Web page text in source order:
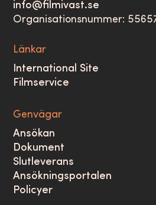
info@filmivast.se
Organisationsnummer:
Länkar
International Site
Filmservice
Genvägar
Ansökan
Dokument
Slutleverans
Ansökningsportalen
Policyer